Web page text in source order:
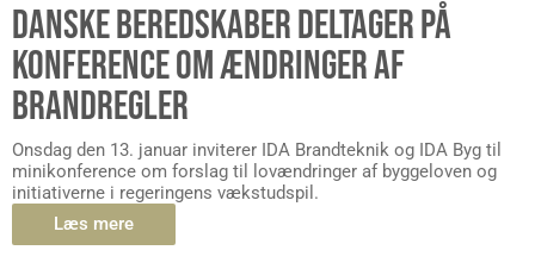
DANSKE BEREDSKABER DELTAGER PÅ
KONFERENCE OM ÆNDRINGER AF
BRANDREGLER
Onsdag den 13. januar inviterer IDA Brandteknik og IDA Byg til
minikonference om forslag til lovændringer af byggeloven og
initiativerne i regeringens vækstudspil.
Læs mere